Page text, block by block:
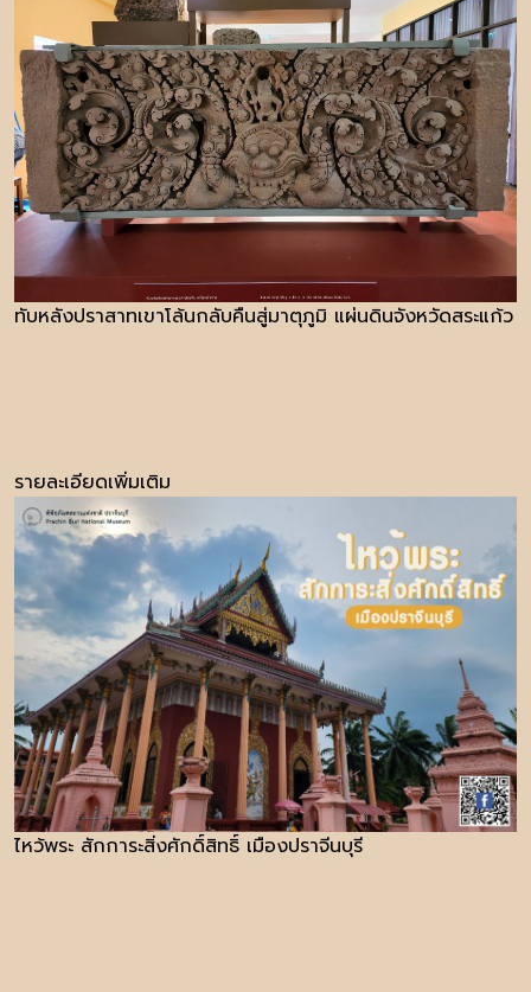
ทับหลังปราสาทเขาโล้นกลับคืนสู่มาตุภูมิ แผ่นดินจังหวัดสระแก้ว
รายละเอียดเพิ่มเติม
ไหว้พระ สักการะสิ่งศักดิ์สิทธิ์ เมืองปราจีนบุรี